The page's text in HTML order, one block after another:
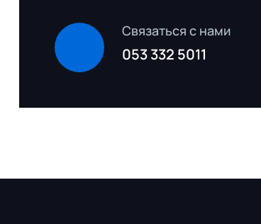
Связаться с нами
053 332 5011